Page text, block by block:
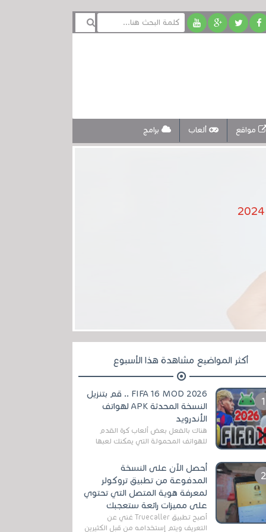
مواقع ألعاب برامج
أكثر المواضيع مشاهدة هذا الأسبوع
FIFA 16 MOD 2026 .. قم بتنزيل
النسخة المحدثة APK لهواتف
الأندرويد
هناك بالفعل بعض ألعاب كرة القدم
للهواتف المحمولة التي يمكنك لعبها
مثل EA Sports ...
أحصل الآن على النسخة
المدفوعة من تطبيق تروكولر
لمعرفة هوية المتصل التي تحتوي
على مميزات رائعة ستعجبك
أصبح تطبيق Truecaller غني عن
التعريف ويتم إستخدامه من قبل الكثيرين